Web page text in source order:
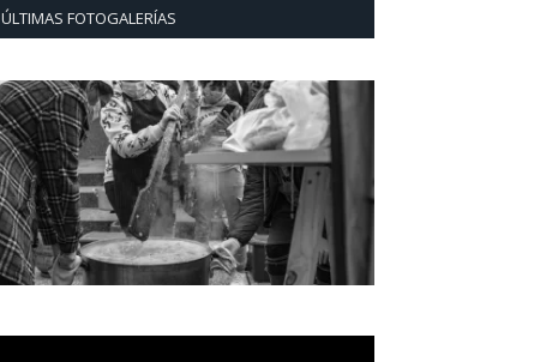
ÚLTIMAS FOTOGALERÍAS